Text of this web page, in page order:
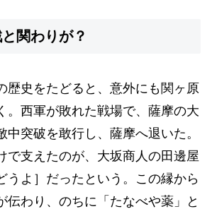
関わりが？
史をたどると、意外にも関ヶ原
。西軍が敗れた戦場で、薩摩の大
中突破を敢行し、薩摩へ退いた。
で支えたのが、大坂商人の田邊屋
うよ］だったという。この縁から
伝わり、のちに「たなべや薬」と